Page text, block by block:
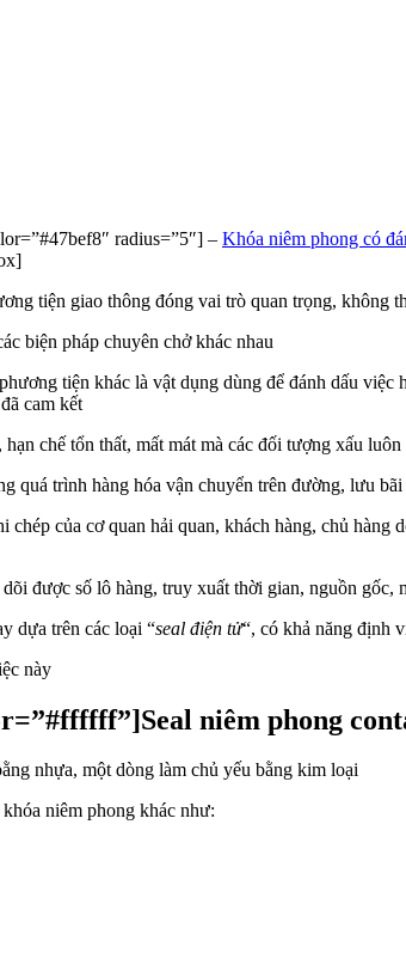
radius=”5″] – Khóa niêm phong có
tiện giao thông đóng vai trò quan trọng, không
biện pháp chuyên chở khác nhau
tiện khác là vật dụng dùng để đánh dấu
cam kết
chế tổn thất, mất mát mà các đối tượng xấu
quá trình hàng hóa vận chuyển trên đường, lưu
chép của cơ quan hải quan, khách hàng, chủ
được số lô hàng, truy xuất thời gian, nguồn
dựa trên các loại “seal điện tử“, có khả năng định
này
niêm phong
nhựa, một dòng làm chủ yếu bằng kim loại
niêm phong khác như: